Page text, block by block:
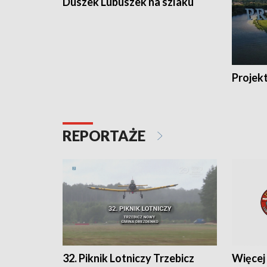
REPORTAŻE
32. Piknik Lotniczy Trzebicz
Więcej